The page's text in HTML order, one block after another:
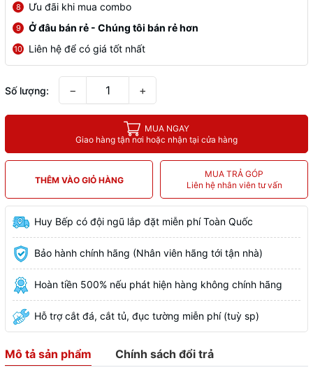
8 Ưu đãi khi mua combo
9 Ở đâu bán rẻ - Chúng tôi bán rẻ hơn
10 Liên hệ để có giá tốt nhất
Số lượng: − +
MUA NGAY
Giao hàng tận nơi hoặc nhận tại cửa hàng
THÊM VÀO GIỎ HÀNG
MUA TRẢ GÓP
Liên hệ nhân viên tư vấn
Huy Bếp có đội ngũ lắp đặt miễn phí Toàn Quốc
Bảo hành chính hãng (Nhân viên hãng tới tận nhà)
Hoàn tiền 500% nếu phát hiện hàng không chính hãng
Hỗ trợ cắt đá, cắt tủ, đục tường miễn phí (tuỳ sp)
Mô tả sản phẩm Chính sách đổi trả